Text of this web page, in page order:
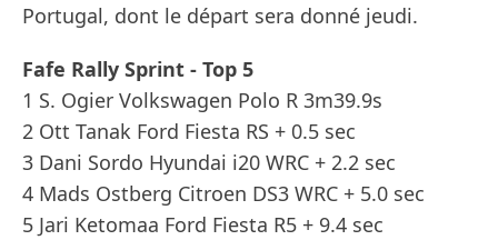
Portugal, dont le départ sera donné jeudi.
Fafe Rally Sprint - Top 5
1 S. Ogier Volkswagen Polo R 3m39.9s
2 Ott Tanak Ford Fiesta RS + 0.5 sec
3 Dani Sordo Hyundai i20 WRC + 2.2 sec
4 Mads Ostberg Citroen DS3 WRC + 5.0 sec
5 Jari Ketomaa Ford Fiesta R5 + 9.4 sec